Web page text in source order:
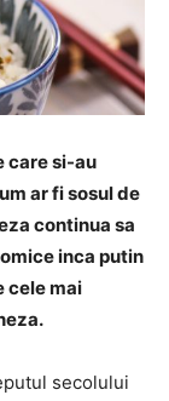
care si-au
ar fi sosul de
continua sa
inca putin
cele mai
secolului